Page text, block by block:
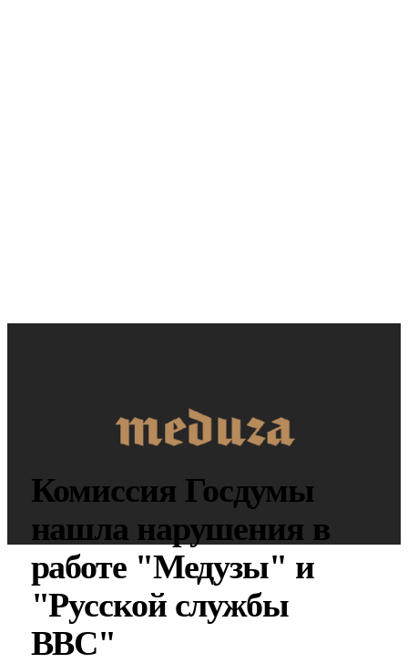
Комиссия Госдумы
нашла нарушения в
работе "Медузы" и
"Русской службы
BBC"